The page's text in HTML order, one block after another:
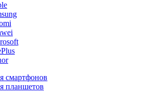
смартфонов
планшетов